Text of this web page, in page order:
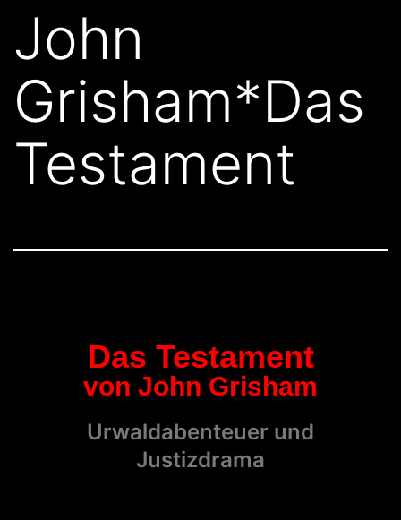
John
Grisham*Das
Testament
Das Testament
von John Grisham
Urwaldabenteuer und
Justizdrama